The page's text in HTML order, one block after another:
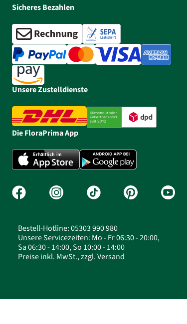
Sicheres Bezahlen
Unsere Zustelldienste
Die FloraPrima App
Bestell-Hotline: 05303 990 980
Unsere Servicezeiten: Mo - Fr 06:30 - 20:00,
Sa 06:30 - 14:00, So 10:00 - 14:00
Preise inkl. MwSt., zzgl. Versand